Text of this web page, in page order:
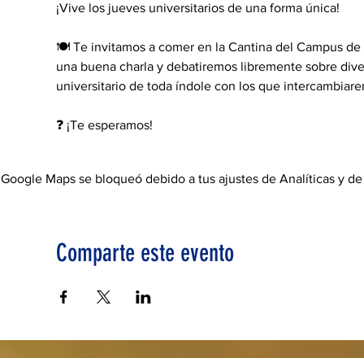
¡Vive los jueves universitarios de una forma única!
🍽 Te invitamos a comer en la Cantina del Campus
una buena charla y debatiremos libremente sobre
universitario de toda índole con los que
❓ ¡Te esperamos!
Google Maps se bloqueó debido a tus ajustes de Analíticas y
Comparte este evento